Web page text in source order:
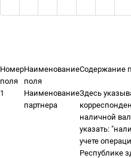
Номер
поля
Наименование
поля
Содержание
1
Наименование
партнера
Здесь
наличной
указать:
учете
Республике